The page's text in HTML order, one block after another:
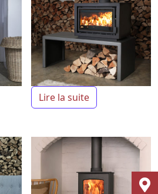
Lire la suite